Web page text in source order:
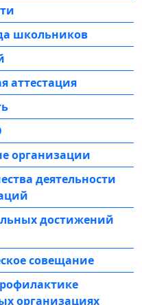
школьников
аттестация
организации
деятельности
достижений
совещание
организациях